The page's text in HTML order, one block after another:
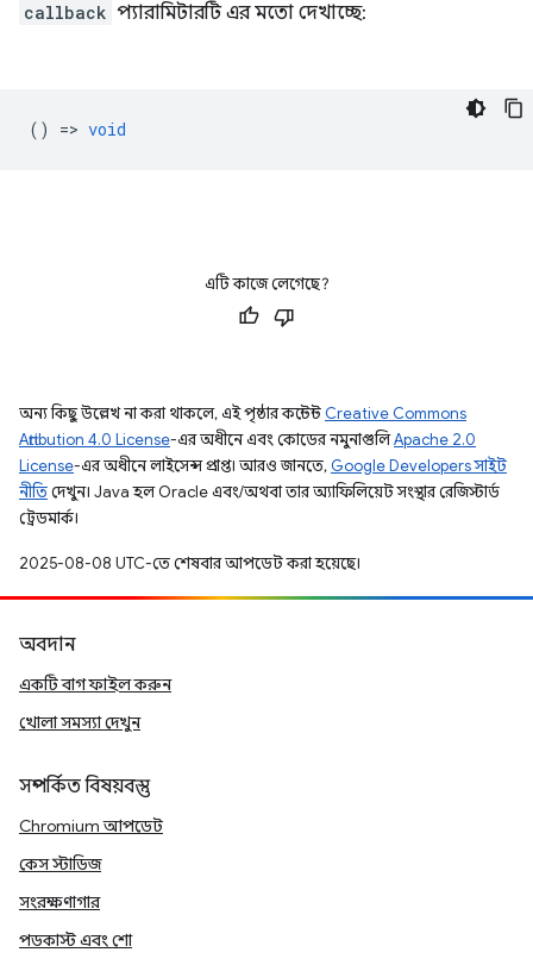
callback প্যারামিটারটি এর মতো দেখাচ্ছে:
() => void
এটি কাজে লেগেছে?
অন্য কিছু উল্লেখ না করা থাকলে, এই পৃষ্ঠার কন্টেন্ট Creative Commons
Attribution 4.0 License-এর অধীনে এবং কোডের নমুনাগুলিApache 2.0
License-এর অধীনে লাইসেন্স প্রাপ্ত। আরও জানতে, Google Developers সাইট
নীতিদেখুন। Java হল Oracle এবং/অথবা তার অ্যাফিলিয়েট সংস্থার রেজিস্টার্ড
ট্রেডমার্ক।
2025-08-08 UTC-তে শেষবার আপডেট করা হয়েছে।
অবদান
একটি বাগ ফাইল করুন
খোলা সমস্যা দেখুন
সম্পর্কিত বিষয়বস্তু
Chromium আপডেট
কেস স্টাডিজ
সংরক্ষণাগার
পডকাস্ট এবং শো